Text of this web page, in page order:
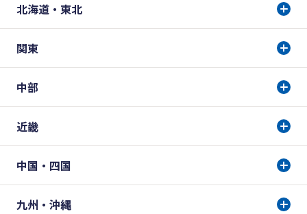
北海道・東北
関東
中部
近畿
中国・四国
九州・沖縄